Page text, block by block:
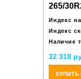
265/
Индекс
Индекс
Наличие
32 318
КУПИТЬ